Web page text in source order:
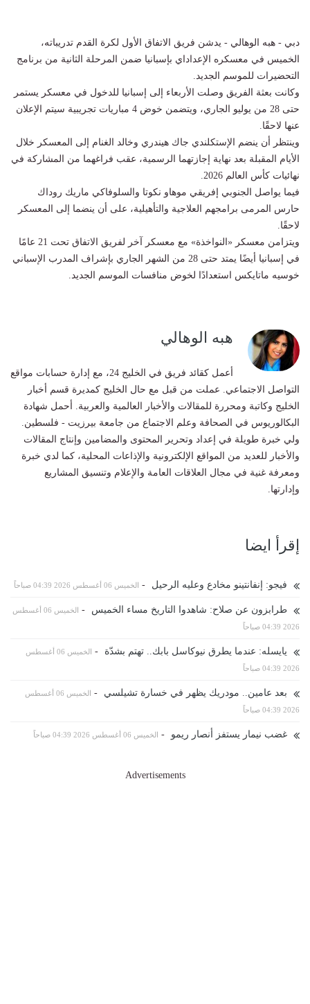
دبي - هبه الوهالي - يدشن فريق الاتفاق الأول لكرة القدم تدريباته،
الخميس في معسكره الإعداداي بإسبانيا ضمن المرحلة الثانية من برنامج
التحضيرات للموسم الجديد.
وكانت بعثة الفريق وصلت الأربعاء إلى إسبانيا للدخول في معسكر يستمر
حتى 28 من يوليو الجاري، ويتضمن خوض 4 مباريات تجريبية سيتم الإعلان
عنها لاحقًا.
وينتظر أن ينضم الإستكلندي جاك هيندري وخالد الغنام إلى المعسكر خلال
الأيام المقبلة بعد نهاية إجازتهما الرسمية، عقب فراغهما من المشاركة في
نهائيات كأس العالم 2026.
فيما يواصل الجنوبي إفريقي موهاو نكوتا والسلوفاكي ماريك روداك
حارس المرمى برامجهم العلاجية والتأهيلية، على أن ينضما إلى المعسكر
لاحقًا.
ويتزامن معسكر «النواخذة» مع معسكر آخر لفريق الاتفاق تحت 21 عامًا
في إسبانيا أيضًا يمتد حتى 28 من الشهر الجاري بإشراف المدرب الإسباني
خوسيه ماتايكس استعدادًا لخوض منافسات الموسم الجديد.
هبه الوهالي
أعمل كقائد فريق في الخليج 24، مع إدارة حسابات مواقع
التواصل الاجتماعي. عملت من قبل مع حال الخليج كمديرة قسم أخبار
الخليج وكاتبة ومحررة للمقالات والأخبار العالمية والعربية. أحمل شهادة
البكالوريوس في الصحافة وعلم الاجتماع من جامعة بيرزيت - فلسطين.
ولي خبرة طويلة في إعداد وتحرير المحتوى والمضامين وإنتاج المقالات
والأخبار للعديد من المواقع الإلكترونية والإذاعات المحلية، كما لدي خبرة
ومعرفة غنية في مجال العلاقات العامة والإعلام وتنسيق المشاريع
وإدارتها.
إقرأ ايضا
فيجو: إنفانتينو مخادع وعليه الرحيل - الخميس 06 أغسطس 2026 04:39 صباحاً
طرابزون عن صلاح: شاهدوا التاريخ مساء الخميس -
الخميس 06 أغسطس
2026 04:39 صباحاً
يايسله: عندما يطرق نيوكاسل بابك.. تهتم بشدّة -
الخميس 06 أغسطس
2026 04:39 صباحاً
بعد عامين.. مودريك يظهر في خسارة تشيلسي -
الخميس 06 أغسطس
2026 04:39 صباحاً
غضب نيمار يستفز أنصار ريمو - الخميس 06 أغسطس 2026 04:39 صباحاً
Advertisements